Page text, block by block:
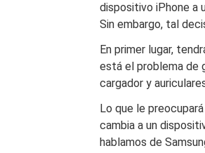
dispositivo iPhone a
Sin embargo, tal
En primer lugar,
está el problema de
cargador y
Lo que le
cambia a un
hablamos de